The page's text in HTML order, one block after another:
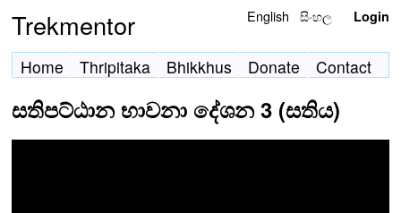
Trekmentor English සිංහල Login
Home Thripitaka Bhikkhus Donate Contact
සතිපට්ඨාන භාවනා දේශන 3 (සතිය)